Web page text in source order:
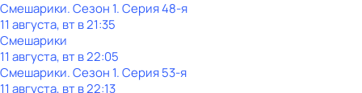
Смешарики. Сезон 1. Серия 48-я
11 августа, вт в 21:35
Смешарики
11 августа, вт в 22:05
Смешарики. Сезон 1. Серия 53-я
11 августа, вт в 22:13